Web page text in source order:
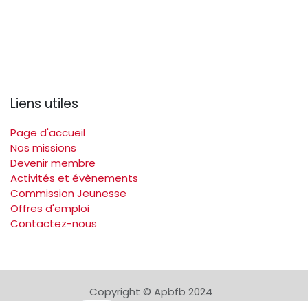
Liens utiles
Page d'accueil
Nos missions
Devenir membre
Activités et évènements
Commission Jeunesse
Offres d'emploi
Contactez-nous
Copyright © Apbfb 2024